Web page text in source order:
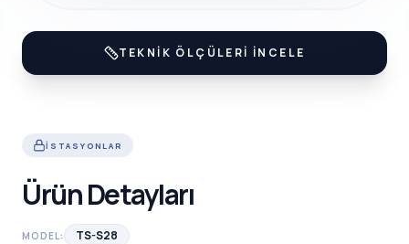
TEKNIK ÖLÇÜLERI İNCELE
İSTASYONLAR
Ürün Detayları
MODEL: TS-S28